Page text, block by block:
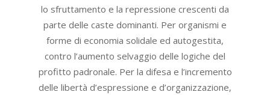
lo sfruttamento e la repressione crescenti da
parte delle caste dominanti. Per organismi e
forme di economia solidale ed autogestita,
contro l’aumento selvaggio delle logiche del
profitto padronale. Per la difesa e l’incremento
delle libertà d’espressione e d’organizzazione,